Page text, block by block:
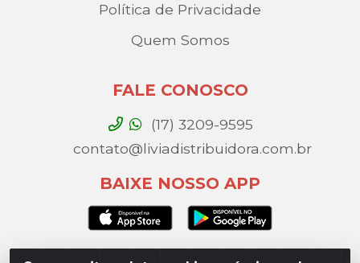
Política de Privacidade
Quem Somos
FALE CONOSCO
(17) 3209-9595
contato@liviadistribuidora.com.br
BAIXE NOSSO APP